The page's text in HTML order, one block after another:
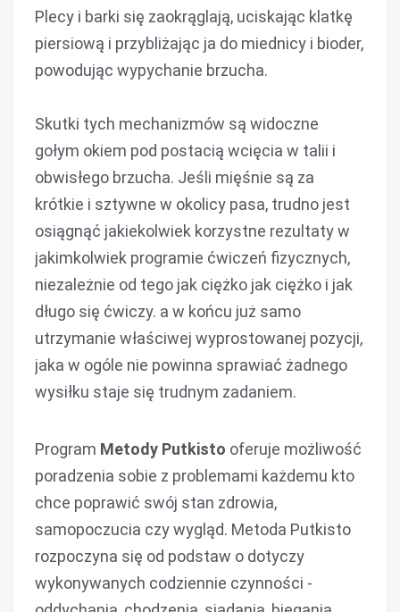
Plecy i barki się zaokrąglają, uciskając klatkę
piersiową i przybliżając ja do miednicy i bioder,
powodując wypychanie brzucha.
Skutki tych mechanizmów są widoczne
gołym okiem pod postacią wcięcia w talii i
obwisłego brzucha. Jeśli mięśnie są za
krótkie i sztywne w okolicy pasa, trudno jest
osiągnąć jakiekolwiek korzystne rezultaty w
jakimkolwiek programie ćwiczeń fizycznych,
niezależnie od tego jak ciężko jak ciężko i jak
długo się ćwiczy. a w końcu już samo
utrzymanie właściwej wyprostowanej pozycji,
jaka w ogóle nie powinna sprawiać żadnego
wysiłku staje się trudnym zadaniem.
Program Metody Putkisto oferuje możliwość
poradzenia sobie z problemami każdemu kto
chce poprawić swój stan zdrowia,
samopoczucia czy wygląd. Metoda Putkisto
rozpoczyna się od podstaw o dotyczy
wykonywanych codziennie czynności -